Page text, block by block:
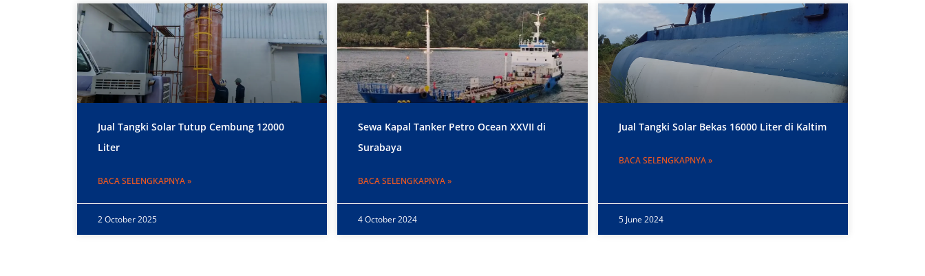
Jual Tangki Solar Tutup Cembung 12000
Liter
BACA SELENGKAPNYA »
2 October 2025
Sewa Kapal Tanker Petro Ocean XXVII di
Surabaya
BACA SELENGKAPNYA »
4 October 2024
Jual Tangki Solar Bekas 16000 Liter di Kaltim
BACA SELENGKAPNYA »
5 June 2024